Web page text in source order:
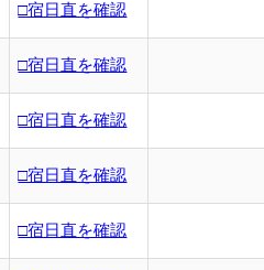
□宿日直を確認
□宿日直を確認
□宿日直を確認
□宿日直を確認
□宿日直を確認